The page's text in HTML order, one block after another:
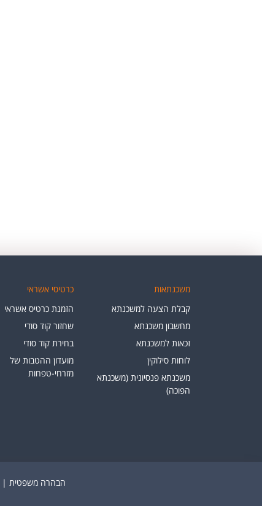
משכנתאות
קבלת הצעה למשכנתא
מחשבון משכנתא
זכאות למשכנתא
לוחות סילוקין
משכנתא פנסיונית (משכנתא
הפוכה)
כרטיסי אשראי
הזמנת כרטיס אשראי
שחזור קוד סודי
בחירת קוד סודי
מועדון ההטבות של
מזרחי-טפחות
הבהרה משפטית |